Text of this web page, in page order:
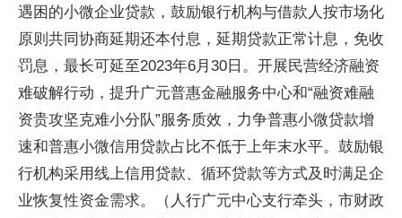
遇困的小微企业贷款，鼓励银行机构与借款人按市场化
原则共同协商延期还本付息，延期贷款正常计息，免收
罚息，最长可延至2023年6月30日。开展民营经济融资
难破解行动，提升广元普惠金融服务中心和“融资难融
资贵攻坚克难小分队”服务质效，力争普惠小微贷款增
速和普惠小微信用贷款占比不低于上年末水平。鼓励银
行机构采用线上信用贷款、循环贷款等方式及时满足企
业恢复性资金需求。（人行广元中心支行牵头，市财政